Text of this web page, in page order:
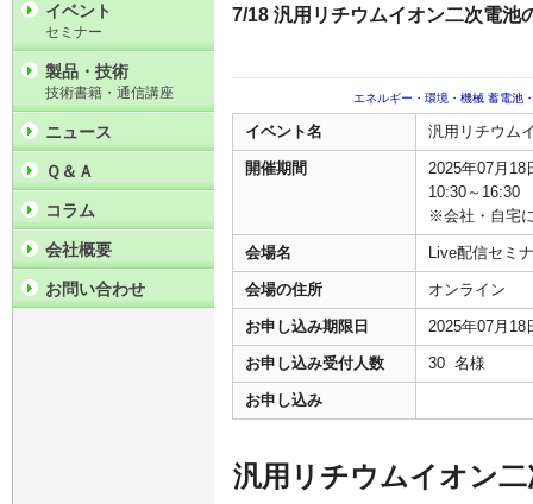
7/18 汎用リチウムイオン二次電池
エネルギー・環境・機械 蓄電池
イベント名 汎用リチウム
開催期間
2025年07月18
10:30～16:30
※会社・自宅
会場名 Live配信セミ
会場の住所 オンライン
お申し込み期限日 2025年07月18
お申し込み受付人数 30 名様
お申し込み
汎用リチウムイオン
イベント
セミナー
製品・技術
技術書籍・通信講座
ニュース
Ｑ＆Ａ
コラム
会社概要
お問い合わせ